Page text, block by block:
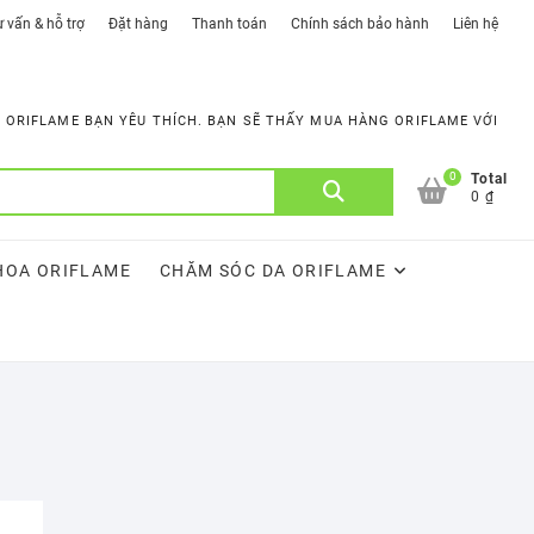
vấn & hỗ trợ Đặt hàng Thanh toán Chính sách bảo hành Liên hệ
BẠN YÊU THÍCH. BẠN SẼ THẤY MUA HÀNG ORIFLAME VỚI
0
Total
0 ₫
ORIFLAME CHĂM SÓC DA ORIFLAME